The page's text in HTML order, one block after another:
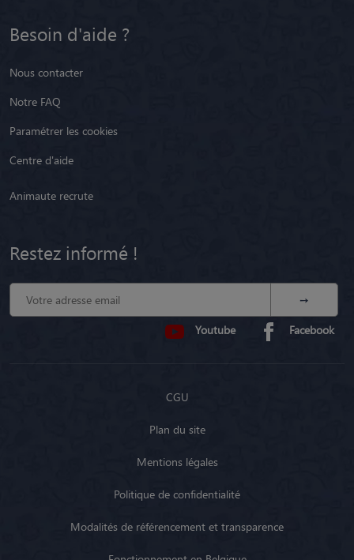
Besoin d'aide ?
Nous contacter
Notre FAQ
Paramétrer les cookies
Centre d'aide
Animaute recrute
Restez informé !
Youtube Facebook
CGU
Plan du site
Mentions légales
Politique de confidentialité
Modalités de référencement et transparence